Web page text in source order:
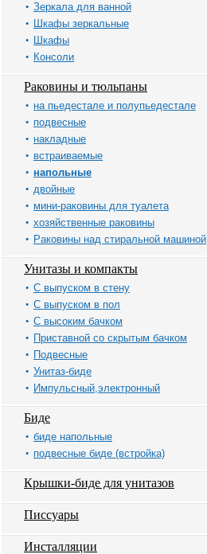
Зеркала для ванной
Шкафы зеркальные
Шкафы
Консоли
Раковины и тюльпаны
на пьедестале и полупьедестале
подвесные
накладные
встраиваемые
напольные
двойные
мини-раковины для туалета
хозяйственные раковины
Раковины над стиральной машиной
Унитазы и компакты
С выпуском в стену
С выпуском в пол
С высоким бачком
Приставной со скрытым бачком
Подвесные
Унитаз-биде
Импульсный,электронный
Биде
биде напольные
подвесные биде (встройка)
Крышки-биде для унитазов
Писсуары
Инсталляции